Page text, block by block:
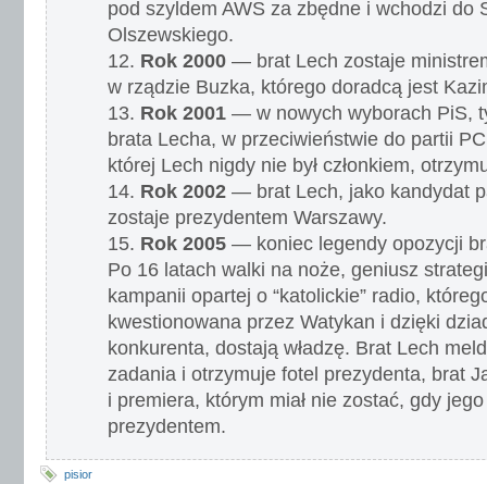
pod szyldem AWS za zbędne i wchodzi do
Olszewskiego.
Rok 2000 — brat Lech zostaje
w rządzie Buzka, którego doradcą jest
Rok 2001 — w nowych wyborach PiS,
brata Lecha, w przeciwieństwie do partii
której Lech nigdy nie był członkiem,
Rok 2002 — brat Lech, jako kandydat
zostaje prezydentem Warszawy.
Rok 2005 — koniec legendy opozycji
Po 16 latach walki na noże, geniusz
kampanii opartej o “katolickie” radio,
kwestionowana przez Watykan i dzięki
konkurenta, dostają władzę. Brat Lech
zadania i otrzymuje fotel prezydenta, brat
i premiera, którym miał nie zostać, gdy
prezydentem.
pisior